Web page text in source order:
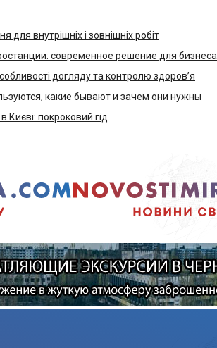
для внутрішніх і зовнішніх робіт
современное решение для бизнеса
догляду та контролю здоров’я
какие бывают и зачем они нужны
Києві: покроковий гід